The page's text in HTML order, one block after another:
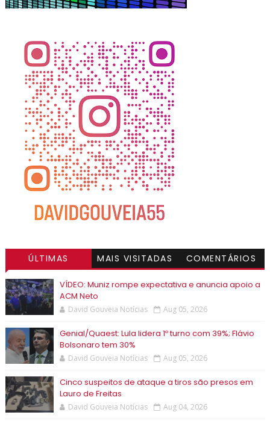
ÚLTIMAS MAIS VISITADAS COMENTÁRIOS
VÍDEO: Muniz rompe expectativa e anuncia apoio a
ACM Neto
David Gouveia Notícias Aug 05, 2026
Genial/Quaest: Lula lidera 1º turno com 39%; Flávio
Bolsonaro tem 30%
David Gouveia Notícias Aug 05, 2026
Cinco suspeitos de ataque a tiros são presos em
Lauro de Freitas
David Gouveia Notícias Aug 04, 2026